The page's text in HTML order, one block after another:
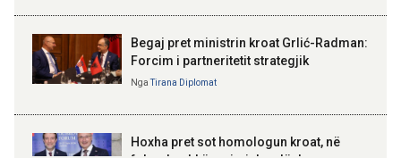
Kosovë!
100-vjetori i themelimit të
Urdhrit të Skënderbeut
Begaj pret ministrin kroat Grlić-Radman:
Forcim i partneritetit strategjik
NgaTirana Diplomat
Hoxha pret sot homologun kroat, në